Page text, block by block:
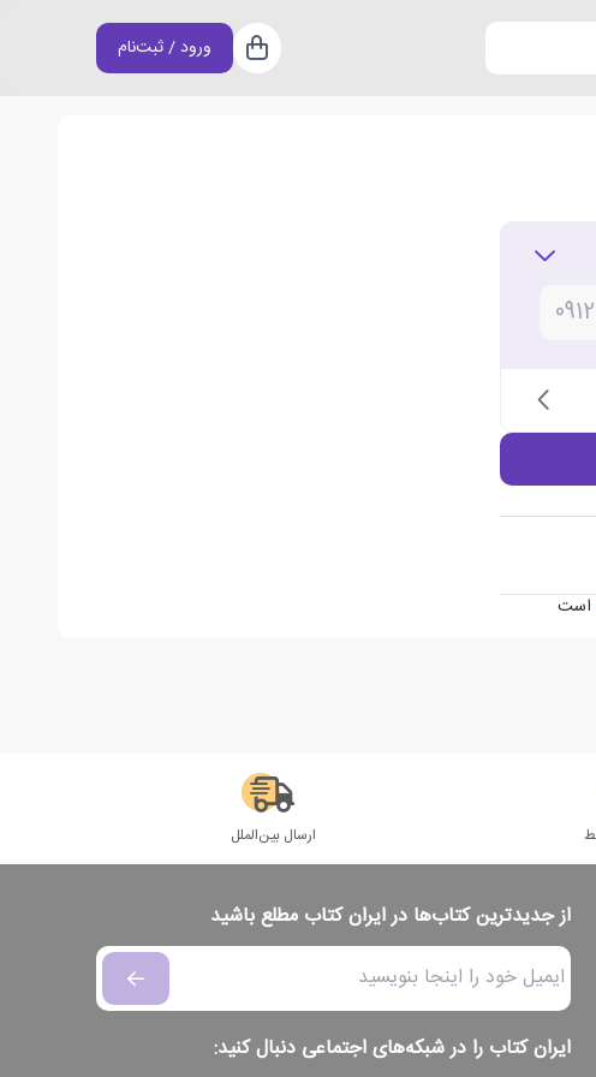
سبد خرید
ورود / ثبت‌نام
است
ارسال بین‌الملل
از جدیدترین کتاب‌ها در ایران کتاب مطلع باشید
ایران کتاب را در شبکه‌های اجتماعی دنبال کنید: